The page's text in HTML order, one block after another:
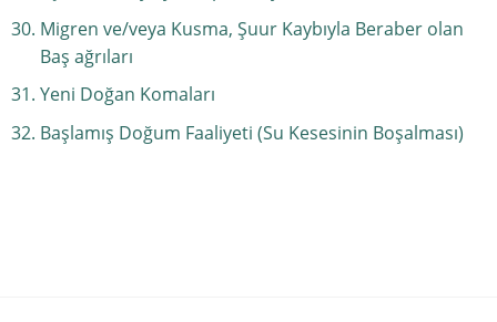
Migren ve/veya Kusma, Şuur Kaybıyla Beraber olan
Baş ağrıları
Yeni Doğan Komaları
Başlamış Doğum Faaliyeti (Su Kesesinin Boşalması)